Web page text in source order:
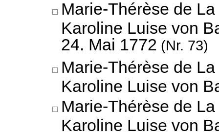
Marie-Thérèse de
Karoline Luise von
24. Mai 1772 (Nr. 73)
Marie-Thérèse de
Karoline Luise von
Marie-Thérèse de
Karoline Luise von